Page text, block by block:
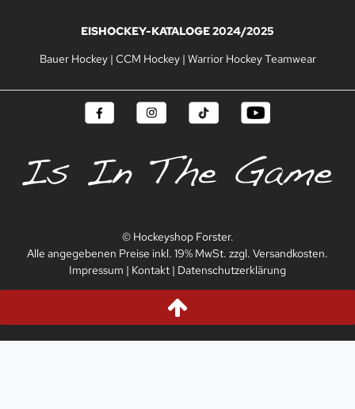
EISHOCKEY-KATALOGE 2024/2025
Bauer Hockey| CCM Hockey| Warrior Hockey Teamwear
© Hockeyshop Forster.
Alle angegebenen Preise inkl. 19% MwSt. zzgl. Versandkosten.
Impressum | Kontakt | Datenschutzerklärung